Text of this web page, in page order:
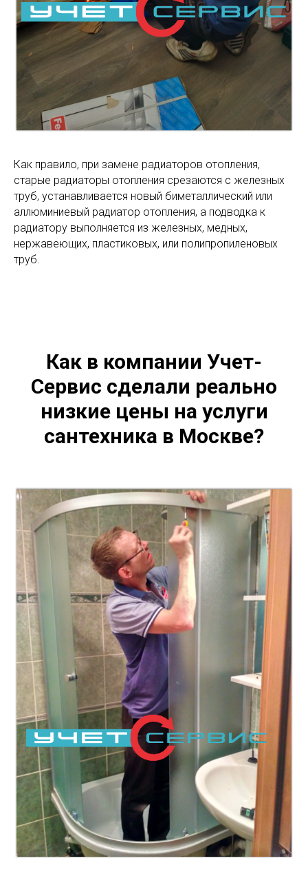
Как правило, при замене радиаторов отопления,
старые радиаторы отопления срезаются с железных
труб, устанавливается новый биметаллический или
аллюминиевый радиатор отопления, а подводка к
радиатору выполняется из железных, медных,
нержавеющих, пластиковых, или полипропиленовых
труб.
Как в компании Учет-
Сервис сделали реально
низкие цены на услуги
сантехника в Москве?